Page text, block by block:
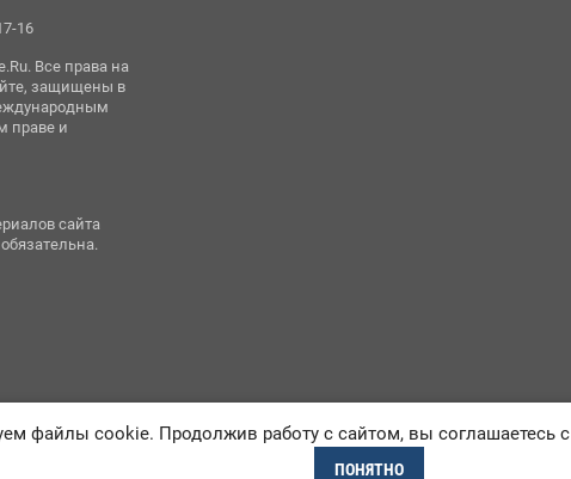
16
Все права на
защищены в
праве и
сайта
обязательна.
файлы cookie. Продолжив работу с сайтом, вы соглашаетесь с
ПОНЯТНО